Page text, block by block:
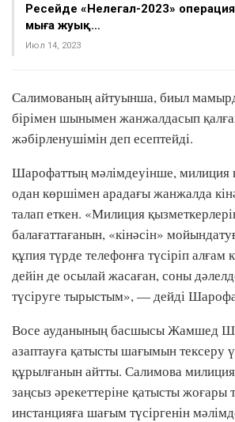
Ресейде «Нелегал-2023»
мыңға жуық…
Июл 14, 2023
Салимованың айтуынша, биыл
бірімен шынымен жанжалдасып
жәбірленушімін деп есептейді.
Шарофаттың мәлімдеуінше, милиция
одан көршімен арадағы жанжалда
талап еткен. «Милиция
балағаттағанын, «кінәсін»
құпия түрде телефонға түсіріп алғам
дейін де осылай жасаған, соны
түсіруге тырыстым», — дейді
Восе ауданының басшысы Жамшед
азаптауға қатысты шағымын тексеру
құрылғанын айтты. Салимова милиция
заңсыз әрекеттеріне қатысты жоғары
инстанцияға шағым түсіргенін